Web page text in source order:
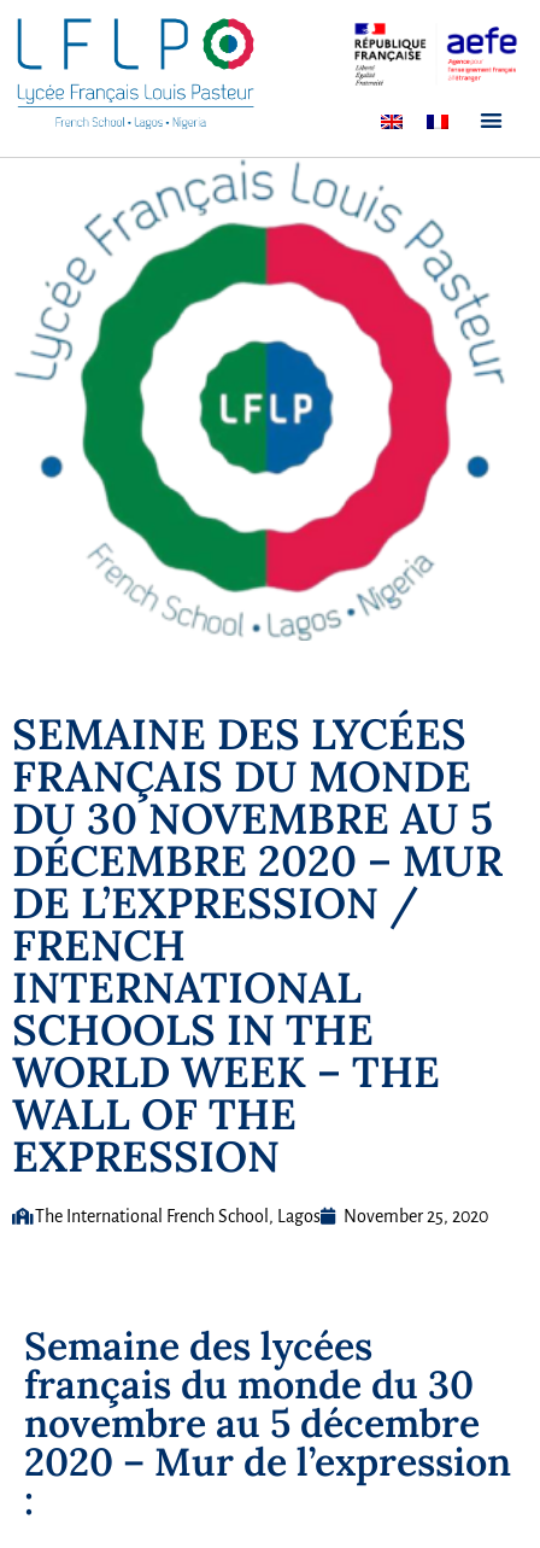
SEMAINE DES LYCÉES
FRANÇAIS DU MONDE
DU 30 NOVEMBRE AU 5
DÉCEMBRE 2020 – MUR
DE L’EXPRESSION /
FRENCH
INTERNATIONAL
SCHOOLS IN THE
WORLD WEEK – THE
WALL OF THE
EXPRESSION
The International French School, Lagos November 25, 2020
Semaine des lycées
français du monde du 30
novembre au 5 décembre
2020 – Mur de l’expression
: